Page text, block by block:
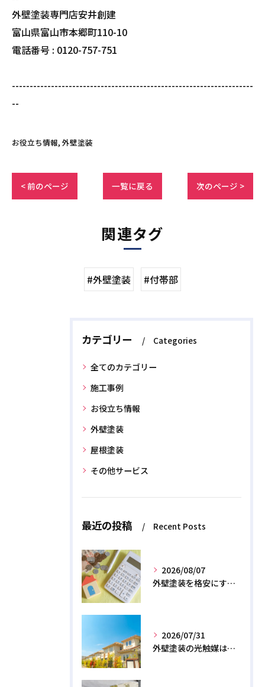
外壁塗装専門店安井創建
富山県富山市本郷町110-10
電話番号 : 0120-757-751
--------------------------------------------------------------------
--
お役立ち情報 外壁塗装
< 前のページ 一覧に戻る 次のページ >
関連タグ
#外壁塗装 #付帯部
カテゴリー Categories
全てのカテゴリー
施工事例
お役立ち情報
外壁塗装
屋根塗装
その他サービス
最近の投稿 Recent Posts
2026/08/07
外壁塗装を格安にする裏ワザ！専門店に直接頼むと数十万浮く？
2026/07/31
外壁塗装の光触媒は効果なし？デメリットと2026年のリアル